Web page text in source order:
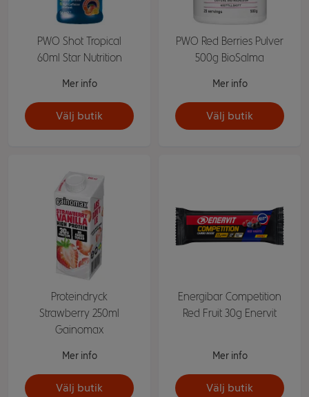
PWO Shot Tropical
60ml Star Nutrition
Mer info
Välj butik
PWO Red Berries Pulver
500g BioSalma
Mer info
Välj butik
Proteindryck
Strawberry 250ml
Gainomax
Mer info
Välj butik
Energibar Competition
Red Fruit 30g Enervit
Mer info
Välj butik